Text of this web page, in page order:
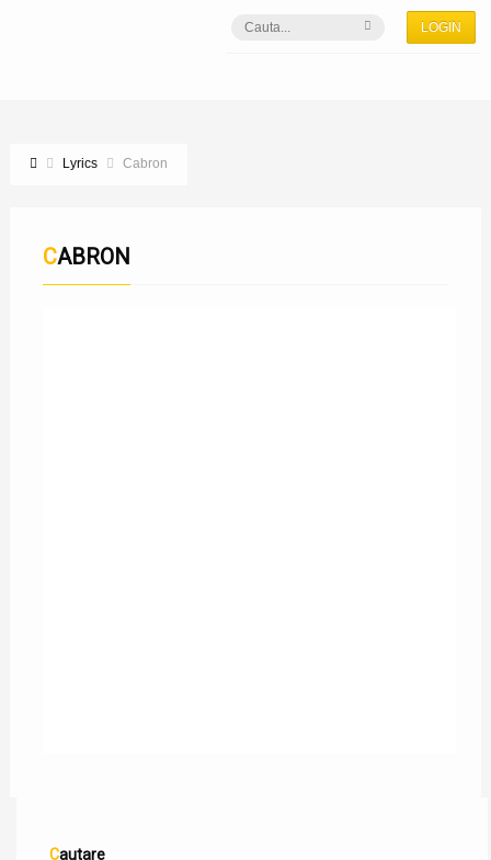
LOGIN
Lyrics Cabron
CABRON
Cautare